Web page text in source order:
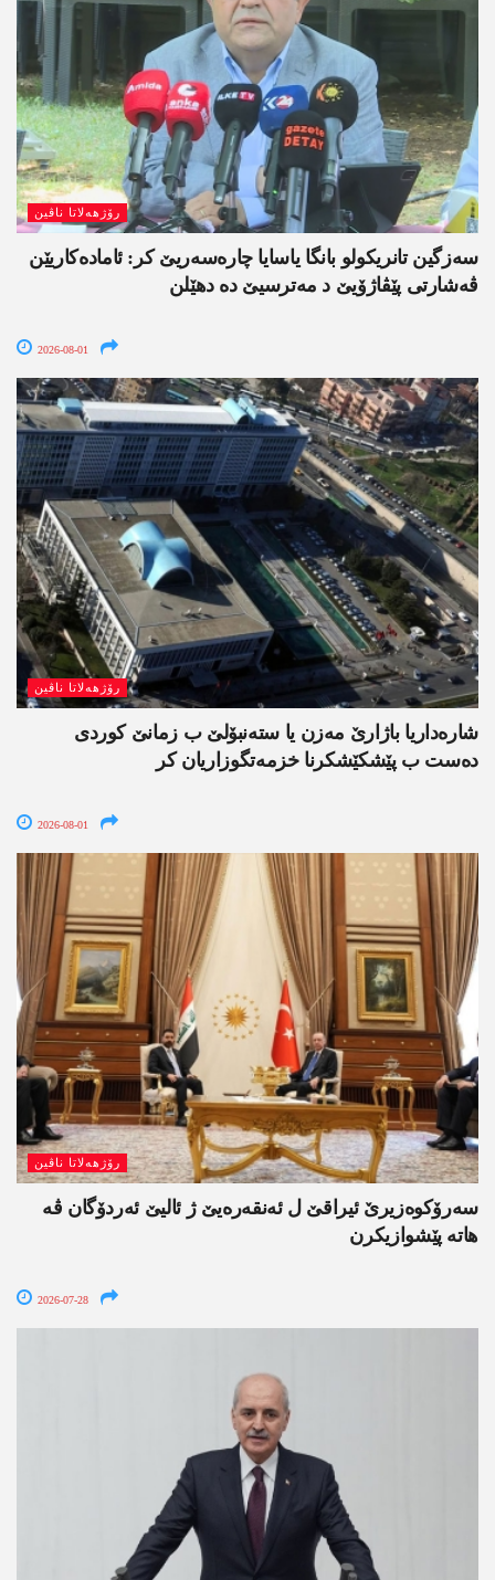
رۆژھەلاتا ناڤین
سەزگین تانریکولو بانگا یاسایا چارەسەریێ کر: ئامادەکاریێن
ڤەشارتی پێڤاژۆیێ د مەترسیێ دە دھێلن
2026-08-01
رۆژھەلاتا ناڤین
شارەداریا باژارێ مەزن یا ستەنبۆلێ ب زمانێ کوردی
دەست ب پێشکێشکرنا خزمەتگوزاریان کر
2026-08-01
رۆژھەلاتا ناڤین
سەرۆکوەزیرێ ئیراقێ ل ئەنقەرەیێ ژ ئالیێ ئەردۆگان ڤە
ھاتە پێشوازیکرن
2026-07-28